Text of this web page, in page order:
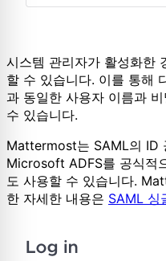
시스템 관리자가 활성화한
할 수 있습니다. 이를 통해
과 동일한 사용자 이름과
수 있습니다.
Mattermost는 SAML의 ID
Microsoft ADFS를 공식적
도 사용할 수 있습니다.
한 자세한 내용은 SAML 싱